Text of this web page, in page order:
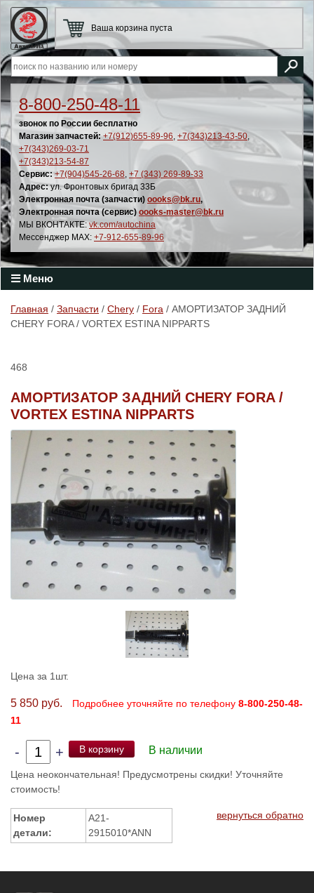
8-800-250-48-11
звонок по России бесплатно
Магазин запчастей: +7(912)655-89-96, +7(343)213-43-50,
+7(343)269-03-71
+7(343)213-54-87
Сервис: +7(904)545-26-68, +7 (343) 269-89-33
Адрес:ул. Фронтовых бригад 33Б
Электронная почта (запчасти) oooks@bk.ru,
Электронная почта (сервис) oooks-master@bk.ru
МЫ ВКОНТАКТЕ: vk.com/autochina
Мессенджер MAX: +7-912-655-89-96
Ваша корзина пуста
Меню
Главная / Запчасти / Chery / Fora / АМОРТИЗАТОР ЗАДНИЙ
CHERY FORA / VORTEX ESTINA NIPPARTS
468
АМОРТИЗАТОР ЗАДНИЙ CHERY FORA /
VORTEX ESTINA NIPPARTS
Цена за 1шт.
5 850 руб. Подробнее уточняйте по телефону 8-800-250-48-
11
- + В корзину В наличии
Цена неокончательная! Предусмотрены скидки! Уточняйте
стоимость!
Номер
детали:
A21-
2915010*ANN
вернуться обратно